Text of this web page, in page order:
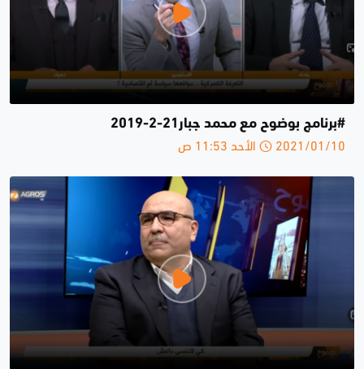
#برنامج بوضوح مع محمد جبار21-2-2019
2021/01/10 الأحد 11:53 ص